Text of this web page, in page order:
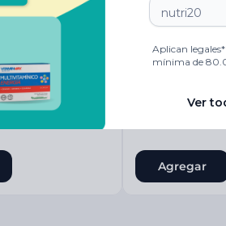
+ Shaker
-40%
Vitaminway
Agregar